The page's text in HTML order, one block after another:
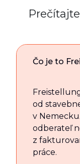
Čo je to
od
v
odberateľ
z
práce.